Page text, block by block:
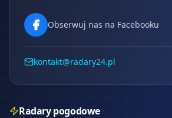
Obserwuj nas na Facebooku
kontakt@radary24.pl
Radary pogodowe